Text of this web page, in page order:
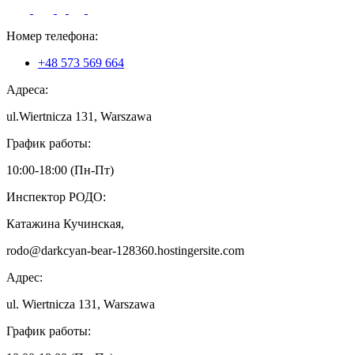
Номер телефона:
+48 573 569 664
Адреса:
ul.Wiertnicza 131, Warszawa
График работы:
10:00-18:00 (Пн-Пт)
Инспектор РОДО:
Катажина Кучинская,
rodo@darkcyan-bear-128360.hostingersite.com
Адрес:
ul. Wiertnicza 131, Warszawa
График работы: